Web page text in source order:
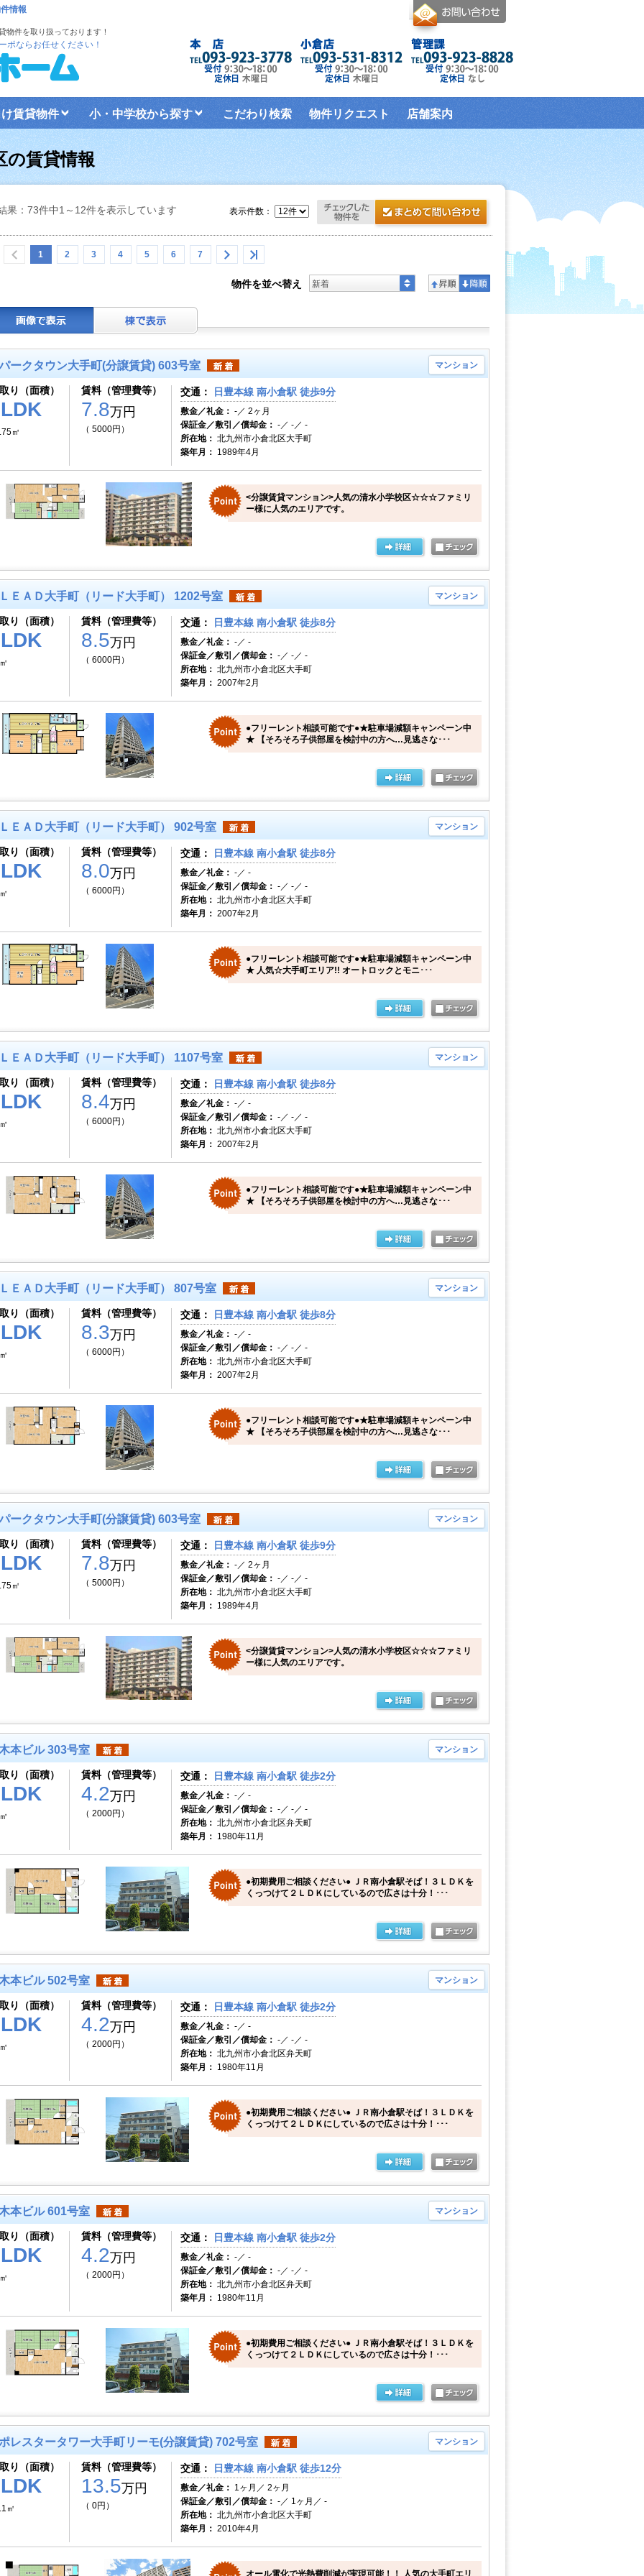
情報
物件を取り扱っております！
ポならお任せください！
賃貸物件 小・中学校から探す こだわり検索 物件リクエスト 店舗案内
の賃貸情報
果：73件中1～12件を表示しています
1 2 3 4 5 6 7
表示件数：
物件を並べ替え 新着
ークタウン大手町(分譲賃貸) 603号室 マンション
り（面積）
㎡
賃料（管理費等）
7.8万円
（ 5000円）
交通： 日豊本線 南小倉駅 徒歩9分
敷金／礼金： -／ 2ヶ月
保証金／敷引／償却金： -／ -／ -
所在地： 北九州市小倉北区大手町
築年月： 1989年4月
<分譲賃貸マンション>人気の清水小学校区☆☆☆ファミリ
ー様に人気のエリアです。
ＥＡＤ大手町（リード大手町） 1202号室 マンション
り（面積） 賃料（管理費等）
8.5万円
（ 6000円）
交通： 日豊本線 南小倉駅 徒歩8分
敷金／礼金： -／ -
保証金／敷引／償却金： -／ -／ -
所在地： 北九州市小倉北区大手町
築年月： 2007年2月
●フリーレント相談可能です●★駐車場減額キャンペーン中
★ 【そろそろ子供部屋を検討中の方へ…見逃さな･･･
ＥＡＤ大手町（リード大手町） 902号室 マンション
り（面積） 賃料（管理費等）
8.0万円
（ 6000円）
交通： 日豊本線 南小倉駅 徒歩8分
敷金／礼金： -／ -
保証金／敷引／償却金： -／ -／ -
所在地： 北九州市小倉北区大手町
築年月： 2007年2月
●フリーレント相談可能です●★駐車場減額キャンペーン中
★ 人気☆大手町エリア!! オートロックとモニ･･･
ＥＡＤ大手町（リード大手町） 1107号室 マンション
り（面積） 賃料（管理費等）
8.4万円
（ 6000円）
交通： 日豊本線 南小倉駅 徒歩8分
敷金／礼金： -／ -
保証金／敷引／償却金： -／ -／ -
所在地： 北九州市小倉北区大手町
築年月： 2007年2月
●フリーレント相談可能です●★駐車場減額キャンペーン中
★ 【そろそろ子供部屋を検討中の方へ…見逃さな･･･
ＥＡＤ大手町（リード大手町） 807号室 マンション
り（面積） 賃料（管理費等）
8.3万円
（ 6000円）
交通： 日豊本線 南小倉駅 徒歩8分
敷金／礼金： -／ -
保証金／敷引／償却金： -／ -／ -
所在地： 北九州市小倉北区大手町
築年月： 2007年2月
●フリーレント相談可能です●★駐車場減額キャンペーン中
★ 【そろそろ子供部屋を検討中の方へ…見逃さな･･･
ークタウン大手町(分譲賃貸) 603号室 マンション
り（面積）
㎡
賃料（管理費等）
7.8万円
（ 5000円）
交通： 日豊本線 南小倉駅 徒歩9分
敷金／礼金： -／ 2ヶ月
保証金／敷引／償却金： -／ -／ -
所在地： 北九州市小倉北区大手町
築年月： 1989年4月
<分譲賃貸マンション>人気の清水小学校区☆☆☆ファミリ
ー様に人気のエリアです。
本ビル 303号室 マンション
り（面積） 賃料（管理費等）
4.2万円
（ 2000円）
交通： 日豊本線 南小倉駅 徒歩2分
敷金／礼金： -／ -
保証金／敷引／償却金： -／ -／ -
所在地： 北九州市小倉北区弁天町
築年月： 1980年11月
●初期費用ご相談ください● ＪＲ南小倉駅そば！３ＬＤＫを
くっつけて２ＬＤＫにしているので広さは十分！･･･
本ビル 502号室 マンション
り（面積） 賃料（管理費等）
4.2万円
（ 2000円）
交通： 日豊本線 南小倉駅 徒歩2分
敷金／礼金： -／ -
保証金／敷引／償却金： -／ -／ -
所在地： 北九州市小倉北区弁天町
築年月： 1980年11月
●初期費用ご相談ください● ＪＲ南小倉駅そば！３ＬＤＫを
くっつけて２ＬＤＫにしているので広さは十分！･･･
本ビル 601号室 マンション
り（面積） 賃料（管理費等）
4.2万円
（ 2000円）
交通： 日豊本線 南小倉駅 徒歩2分
敷金／礼金： -／ -
保証金／敷引／償却金： -／ -／ -
所在地： 北九州市小倉北区弁天町
築年月： 1980年11月
●初期費用ご相談ください● ＪＲ南小倉駅そば！３ＬＤＫを
くっつけて２ＬＤＫにしているので広さは十分！･･･
レスタータワー大手町リーモ(分譲賃貸) 702号室 マンション
り（面積）
㎡
賃料（管理費等）
13.5万円
（ 0円）
交通： 日豊本線 南小倉駅 徒歩12分
敷金／礼金： 1ヶ月／ 2ヶ月
保証金／敷引／償却金： -／ 1ヶ月／ -
所在地： 北九州市小倉北区大手町
築年月： 2010年4月
オール電化で光熱費削減が実現可能！！ 人気の大手町エリ